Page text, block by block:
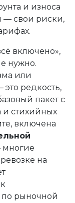
и износа
— свои риски,
включено»,
нужно.
или
редкость,
пакет с
и стихийных
включена
многие
на
по рыночной